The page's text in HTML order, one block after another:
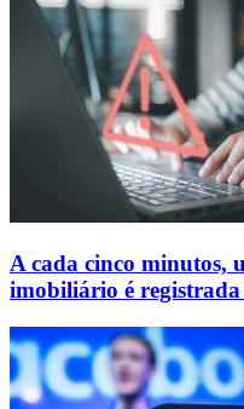
A cada cinco minutos,
imobiliário é